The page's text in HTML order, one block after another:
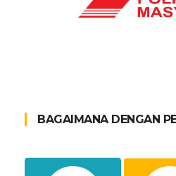
BAGAIMANA DENGAN